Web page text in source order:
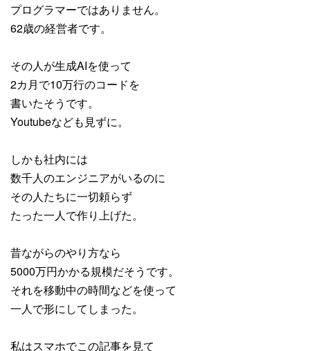
プログラマーではありません。
62歳の経営者です。
その人が生成AIを使って
2カ月で10万行のコードを
書いたそうです。
Youtubeなども見ずに。
しかも社内には
数千人のエンジニアがいるのに
その人たちに一切頼らず
たった一人で作り上げた。
昔ながらのやり方なら
5000万円かかる規模だそうです。
それを移動中の時間などを使って
一人で形にしてしまった。
私はスマホでこの記事を見て